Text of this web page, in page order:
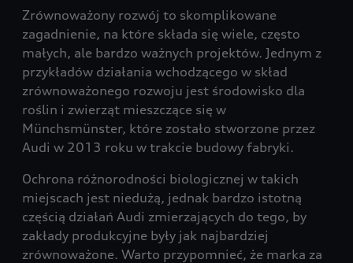
Zrównoważony rozwój to skomplikowane
zagadnienie, na które składa się wiele, często
małych, ale bardzo ważnych projektów. Jednym z
przykładów działania wchodzącego w skład
zrównoważonego rozwoju jest środowisko dla
roślin i zwierząt mieszczące się w
Münchsmünster, które zostało stworzone przez
Audi w 2013 roku w trakcie budowy fabryki.
Ochrona różnorodności biologicznej w takich
miejscach jest niedużą, jednak bardzo istotną
częścią działań Audi zmierzających do tego, by
zakłady produkcyjne były jak najbardziej
zrównoważone. Warto przypomnieć, że marka za